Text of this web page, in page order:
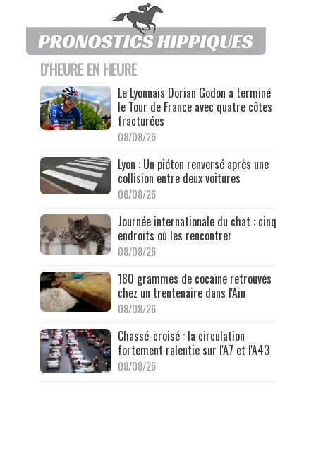
D'HEURE EN HEURE
Le Lyonnais Dorian Godon a terminé
le Tour de France avec quatre côtes
fracturées
08/08/26
Lyon : Un piéton renversé après une
collision entre deux voitures
08/08/26
Journée internationale du chat : cinq
endroits où les rencontrer
08/08/26
180 grammes de cocaïne retrouvés
chez un trentenaire dans l'Ain
08/08/26
Chassé-croisé : la circulation
fortement ralentie sur l'A7 et l'A43
08/08/26